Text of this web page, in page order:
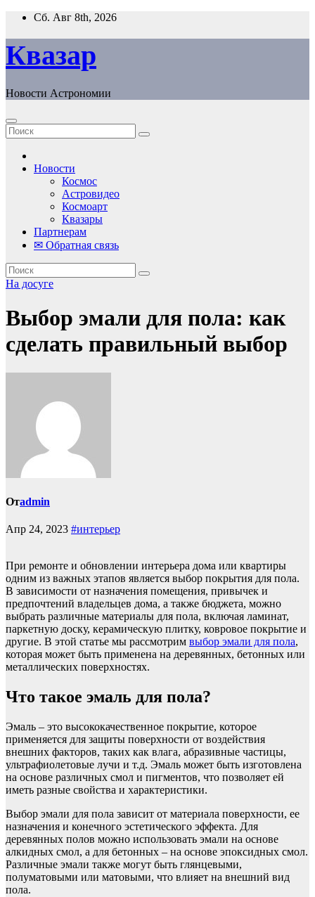
Перейти
содержанию
Сб. Авг 8th, 2026
Квазар
Новости Астрономии
Новости
Космос
Астровидео
Космоарт
Квазары
Партнерам
✉ Обратная связь
На досуге
Выбор эмали для пола: как
сделать правильный выбор
Отadmin
Апр 24, 2023 #интерьер
При ремонте и обновлении интерьера дома или квартиры
одним из важных этапов является выбор покрытия для пола.
В зависимости от назначения помещения, привычек и
предпочтений владельцев дома, а также бюджета, можно
выбрать различные материалы для пола, включая ламинат,
паркетную доску, керамическую плитку, ковровое покрытие и
другие. В этой статье мы рассмотрим выбор эмали для пола,
которая может быть применена на деревянных, бетонных или
металлических поверхностях.
Что такое эмаль для пола?
Эмаль – это высококачественное покрытие, которое
применяется для защиты поверхности от воздействия
внешних факторов, таких как влага, абразивные частицы,
ультрафиолетовые лучи и т.д. Эмаль может быть изготовлена
на основе различных смол и пигментов, что позволяет ей
иметь разные свойства и характеристики.
Выбор эмали для пола зависит от материала поверхности, ее
назначения и конечного эстетического эффекта. Для
деревянных полов можно использовать эмали на основе
алкидных смол, а для бетонных – на основе эпоксидных смол.
Различные эмали также могут быть глянцевыми,
полуматовыми или матовыми, что влияет на внешний вид
пола.